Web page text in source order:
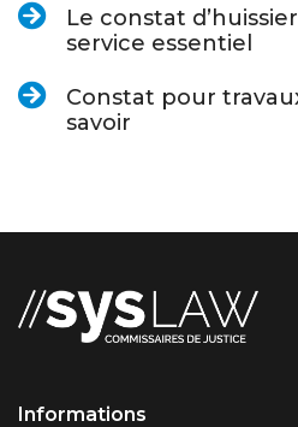
Le constat
service essentiel
Constat pour
savoir
Informations